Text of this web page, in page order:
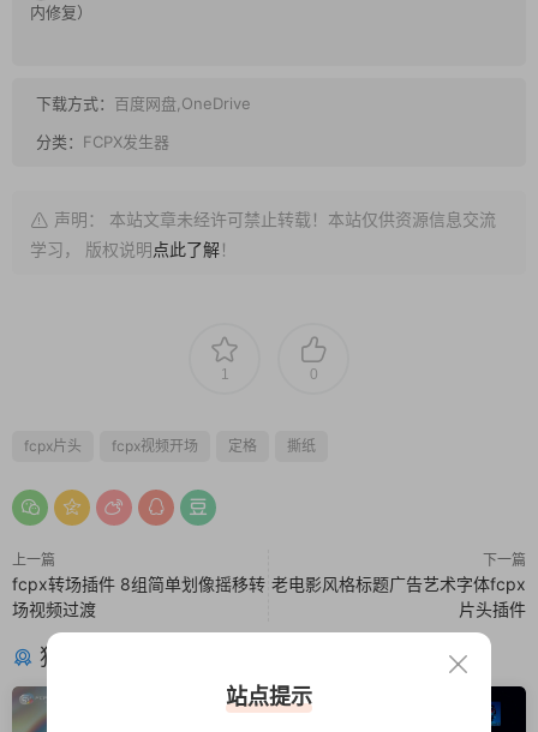
内修复）
下载方式： 百度网盘,OneDrive
分类： FCPX发生器
声明： 本站文章未经许可禁止转载！本站仅供资源信息交流
学习， 版权说明点此了解！
1 0
fcpx片头 fcpx视频开场 定格 撕纸
上一篇
fcpx转场插件 8组简单划像摇移转
场视频过渡
下一篇
老电影风格标题广告艺术字体fcpx
片头插件
猜你喜欢
站点提示